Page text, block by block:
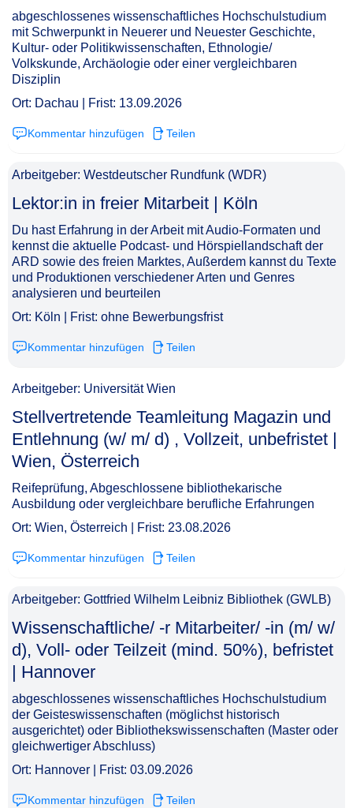
abgeschlossenes wissenschaftliches Hochschulstudium
mit Schwerpunkt in Neuerer und Neuester Geschichte,
Kultur- oder Politikwissenschaften, Ethnologie/
Volkskunde, Archäologie oder einer vergleichbaren
Disziplin
Ort: Dachau | Frist: 13.09.2026
Kommentar hinzufügen Teilen
Arbeitgeber: Westdeutscher Rundfunk (WDR)
Lektor:in in freier Mitarbeit | Köln​‌‌‌‌​‌​‌‌‌‌‌​​​​​​
Du hast Erfahrung in der Arbeit mit Audio-Formaten und
kennst die aktuelle Podcast- und Hörspiellandschaft der
ARD sowie des freien Marktes, Außerdem kannst du Texte
und Produktionen verschiedener Arten und Genres
analysieren und beurteilen
Ort: Köln | Frist: ohne Bewerbungsfrist
Kommentar hinzufügen Teilen
Arbeitgeber: Universität Wien
Stellvertretende Teamleitung Magazin und
Entlehnung (w/ m/ d) , Vollzeit, unbefristet |
Wien, Österreich​‌‌‌‌​‌​‌‌‌‌​‌‌‌‌‌‌
Reifeprüfung, Abgeschlossene bibliothekarische
Ausbildung oder vergleichbare berufliche Erfahrungen
Ort: Wien, Österreich | Frist: 23.08.2026
Kommentar hinzufügen Teilen
Arbeitgeber: Gottfried Wilhelm Leibniz Bibliothek (GWLB)
Wissenschaftliche/ -r Mitarbeiter/ -in (m/ w/
d), Voll- oder Teilzeit (mind. 50%), befristet
| Hannover​‌‌‌‌​‌​‌‌‌‌​‌‌‌‌‌​
abgeschlossenes wissenschaftliches Hochschulstudium
der Geisteswissenschaften (möglichst historisch
ausgerichtet) oder Bibliothekswissenschaften (Master oder
gleichwertiger Abschluss)
Ort: Hannover | Frist: 03.09.2026
Kommentar hinzufügen Teilen